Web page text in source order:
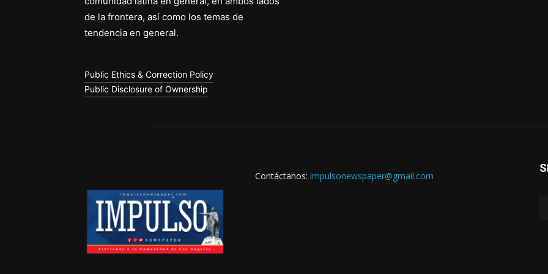
de la frontera, así como los temas de
tendencia en general.
Public Ethics & Correction Policy
Public Disclosure of Ownership
Contáctanos: impulsonewspaper@gmail.com